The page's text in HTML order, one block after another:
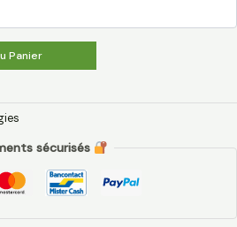
Panier
sécurisés